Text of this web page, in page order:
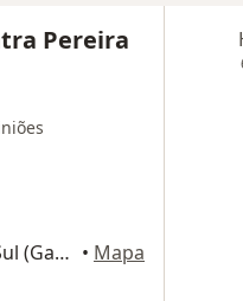
Pereira
Quadra 3 Conjunto F, 14 - Setor Sul (Gama), Brasília • Mapa